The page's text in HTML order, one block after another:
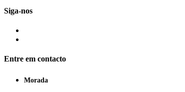
Siga-nos
Entre em contacto
Morada